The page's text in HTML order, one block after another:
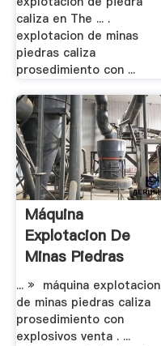
caliza en The ... .
explotacion de minas
piedras caliza
prosedimiento con ...
Máquina
Explotacion De
Minas Piedras
Caliza .
... » máquina explotacion
de minas piedras caliza
prosedimiento con
explosivos venta . ...